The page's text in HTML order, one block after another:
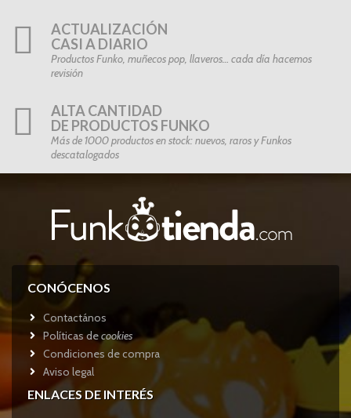
ACTUALIZACIÓN
CASI A DIARIO
Productos Funko, muñecos pop, llaveros… cada día hacemos
revisión
ALTA CANTIDAD
DE PRODUCTOS FUNKO
Más de 1000 productos en stock: nuevos, raros y Funkos
descatalogados
CONÓCENOS
Contactános
Políticas decookies
Condiciones de compra
Aviso legal
ENLACES DE INTERÉS